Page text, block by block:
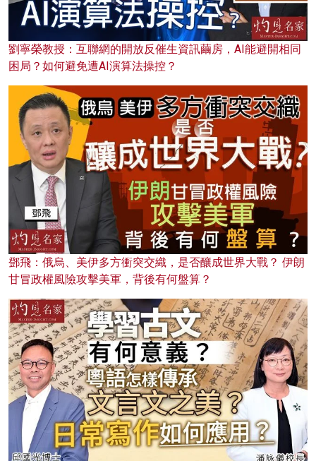
劉寧榮教授：互聯網的開放反催生資訊繭房，AI能避開相同
困局？如何避免遭AI演算法操控？
鄧飛：俄烏、美伊多方衝突交織，是否釀成世界大戰？ 伊朗
甘冒政權風險攻擊美軍，背後有何盤算？